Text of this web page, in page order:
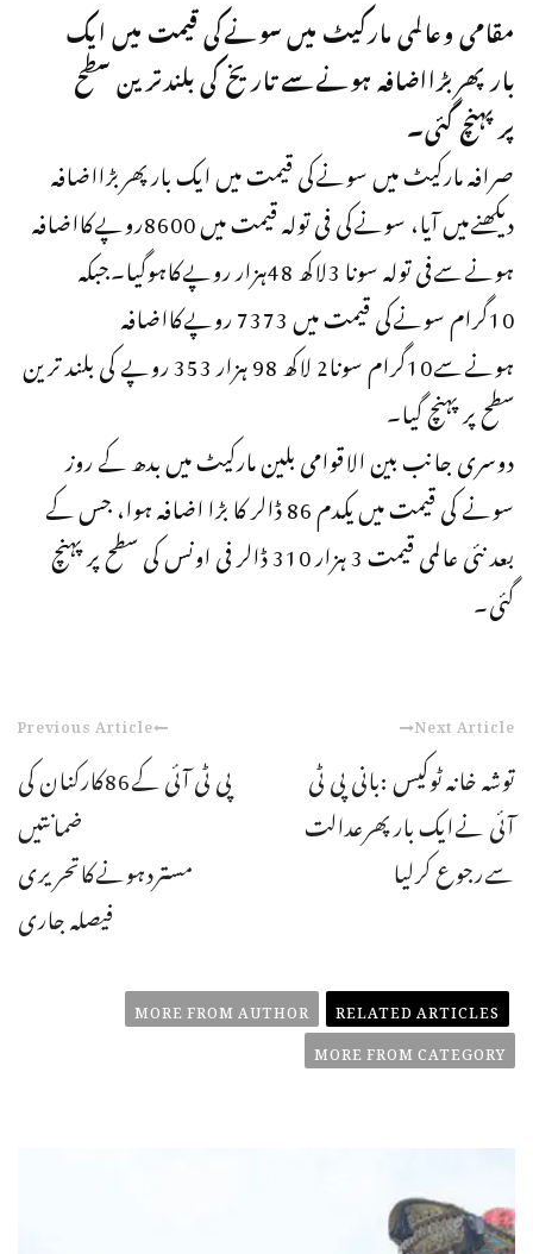
مقامی وعالمی مارکیٹ میں سونےکی قیمت میں ایک
بارپھربڑااضافہ ہونےسے تاریخ کی بلندترین سطح
پرپہنچ گئی۔
صرافہ مارکیٹ میں سونےکی قیمت میں ایک بارپھربڑااضافہ
دیکھنےمیں آیا، سونےکی فی تولہ قیمت میں 8600روپےکااضافہ
ہونےسےفی تولہ سونا 3لاکھ 48ہزار روپےکاہوگیا۔جبکہ
10گرام سونےکی قیمت میں 7373 روپےکااضافہ
ہونےسے10گرام سونا2 لاکھ 98 ہزار 353 روپے کی بلند ترین
سطح پر پہنچ گیا۔
دوسری جانب بین الاقوامی بلین مارکیٹ میں بدھ کے روز
سونے کی قیمت میں یکدم 86 ڈالر کا بڑا اضافہ ہوا، جس کے
بعد نئی عالمی قیمت 3 ہزار 310 ڈالر فی اونس کی سطح پر پہنچ
گئی۔
Previous Article
پی ٹی آئی کے86کارکنان کی
ضمانتیں
مستردہونےکاتحریری
فیصلہ جاری
Next Article
توشہ خانہ ٹوکیس :بانی پی ٹی
آئی نےایک بارپھرعدالت
سےرجوع کرلیا
RELATED ARTICLES
MORE FROM AUTHOR
MORE FROM CATEGORY